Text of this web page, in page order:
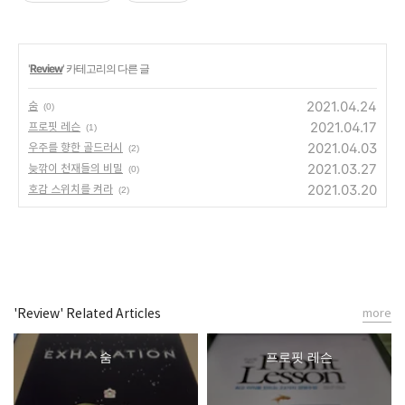
'Review' 카테고리의 다른 글
숨 (0) 2021.04.24
프로핏 레슨 (1) 2021.04.17
우주를 향한 골드러시 (2) 2021.04.03
늦깎이 천재들의 비밀 (0) 2021.03.27
호감 스위치를 켜라 (2) 2021.03.20
'Review' Related Articles
숨 프로핏 레슨
more